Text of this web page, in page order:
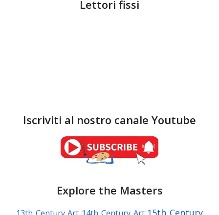
Lettori fissi
Iscriviti al nostro canale Youtube
Explore the Masters